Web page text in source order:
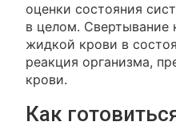
оценки состояния
в целом.
жидкой крови в
реакция организма,
крови.
Как